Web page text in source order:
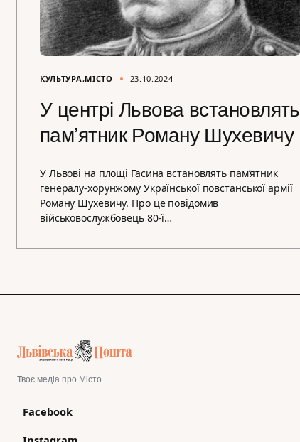
КУЛЬТУРА МІСТО 23.10.2024
У центрі Львова встановлять
памʼятник Роману Шухевичу
У Львові на площі Гасина встановлять памʼятник
генералу-хорунжому Української повстанської армії
Роману Шухевичу. Про це повідомив
військовослужбовець 80-ї…
Твоє медіа про Місто
Facebook